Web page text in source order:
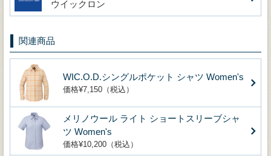
ウイックロン
関連商品
WIC.O.D.シングルポケット シャツ Women's
価格¥7,150（税込）
メリノウール ライト ショートスリーブシャ
ツ Women's
価格¥10,200（税込）